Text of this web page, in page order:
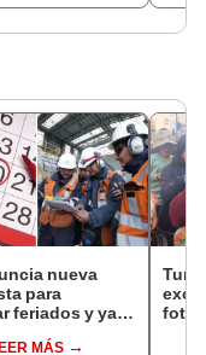
nueva
para
feriados y ya
mejor día”
MÁS